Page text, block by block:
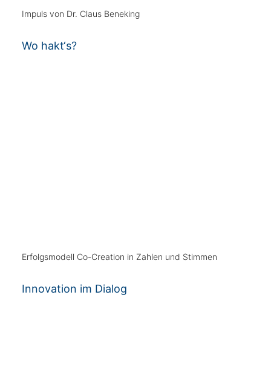
Impuls von Dr. Claus Beneking
Wo hakt‘s?
Erfolgsmodell Co-Creation in Zahlen und Stimmen
Innovation im Dialog